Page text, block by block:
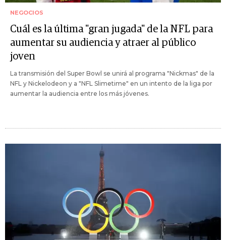
NEGOCIOS
Cuál es la última "gran jugada" de la NFL para
aumentar su audiencia y atraer al público
joven
La transmisión del Super Bowl se unirá al programa "Nickmas" de la
NFL y Nickelodeon y a "NFL Slimetime" en un intento de la liga por
aumentar la audiencia entre los más jóvenes.